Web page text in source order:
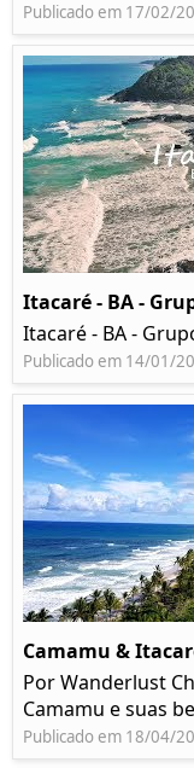
Publicado em 17/02/
Itacaré - BA -
Itacaré - BA -
Publicado em 14/01/
Camamu &
Por Wanderlust
Camamu e suas
Publicado em 18/04/